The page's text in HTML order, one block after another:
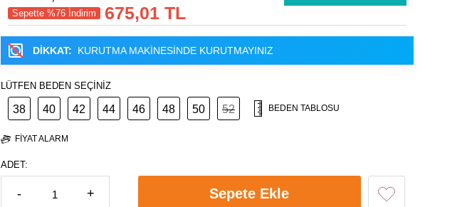
Sepette %76 İndirim 675,01 TL
DİKKAT: KURUTMA MAKİNESİNDE KURUTMAYINIZ
LÜTFEN BEDEN SEÇİNİZ
38 40 42 44 46 48 50 52 BEDEN TABLOSU
FIYAT ALARM
ADET:
- + Sepete Ekle